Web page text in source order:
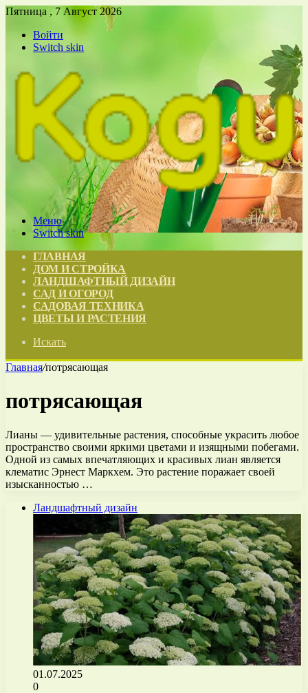
Пятница , 7 Август 2026
Войти
Switch skin
Меню
Switch skin
ГЛАВНАЯ
ДОМ И СТРОЙКА
ЛАНДШАФТНЫЙ ДИЗАЙН
САД И ОГОРОД
САДОВАЯ ТЕХНИКА
ЦВЕТЫ И РАСТЕНИЯ
Искать
Главная/потрясающая
потрясающая
Лианы — удивительные растения, способные украсить любое
пространство своими яркими цветами и изящными побегами.
Одной из самых впечатляющих и красивых лиан является
клематис Эрнест Маркхем. Это растение поражает своей
изысканностью …
Ландшафтный дизайн
01.07.2025
0